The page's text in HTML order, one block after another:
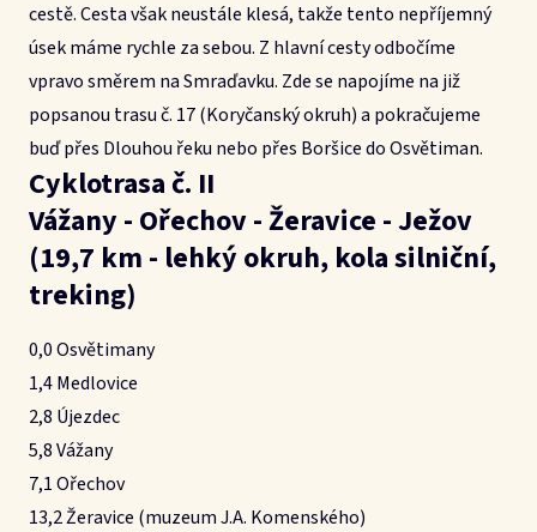
cestě. Cesta však neustále klesá, takže tento nepříjemný
úsek máme rychle za sebou. Z hlavní cesty odbočíme
vpravo směrem na Smraďavku. Zde se napojíme na již
popsanou trasu č. 17 (Koryčanský okruh) a pokračujeme
buď přes Dlouhou řeku nebo přes Boršice do Osvětiman.
Cyklotrasa č. II
Vážany - Ořechov - Žeravice - Ježov
(19,7 km - lehký okruh, kola silniční,
treking)
0,0 Osvětimany
1,4 Medlovice
2,8 Újezdec
5,8 Vážany
7,1 Ořechov
13,2 Žeravice (muzeum J.A. Komenského)